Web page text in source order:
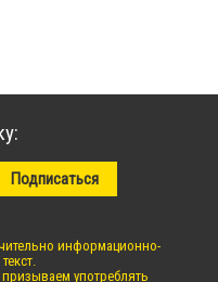
информационно-
употреблять